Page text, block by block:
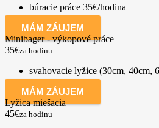
búracie práce 35€/hodina
MÁM ZÁUJEM
Minibager - výkopové práce
35€za hodinu
svahovacie lyžice (30cm, 40cm,
MÁM ZÁUJEM
Lyžica miešacia
45€za hodinu